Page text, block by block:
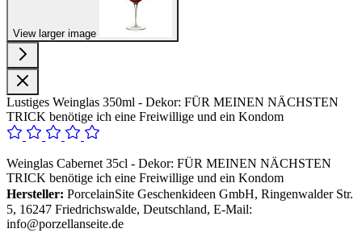
View larger image
Lustiges Weinglas 350ml - Dekor: FÜR MEINEN NÄCHSTEN
TRICK benötige ich eine Freiwillige und ein Kondom
Weinglas Cabernet 35cl - Dekor: FÜR MEINEN NÄCHSTEN
TRICK benötige ich eine Freiwillige und ein Kondom
Hersteller: PorcelainSite Geschenkideen GmbH, Ringenwalder Str.
5, 16247 Friedrichswalde, Deutschland, E-Mail:
info@porzellanseite.de